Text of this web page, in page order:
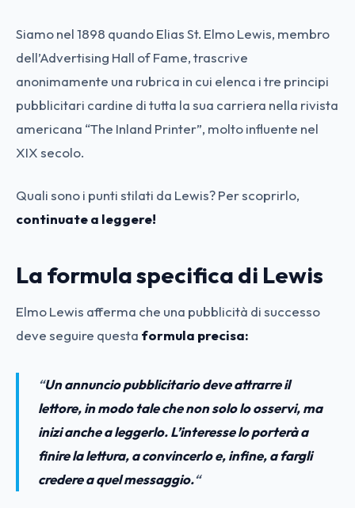
Siamo nel 1898 quando Elias St. Elmo Lewis, membro
dell’Advertising Hall of Fame, trascrive
anonimamente una rubrica in cui elenca i tre principi
pubblicitari cardine di tutta la sua carriera nella rivista
americana “The Inland Printer”, molto influente nel
XIX secolo.
Quali sono i punti stilati da Lewis? Per scoprirlo,
continuate a leggere!
La formula specifica di Lewis
Elmo Lewis afferma che una pubblicità di successo
deve seguire questa formula precisa:
“Un annuncio pubblicitario deve attrarre il
lettore, in modo tale che non solo lo osservi, ma
inizi anche a leggerlo. L’interesse lo porterà a
finire la lettura, a convincerlo e, infine, a fargli
credere a quel messaggio.“